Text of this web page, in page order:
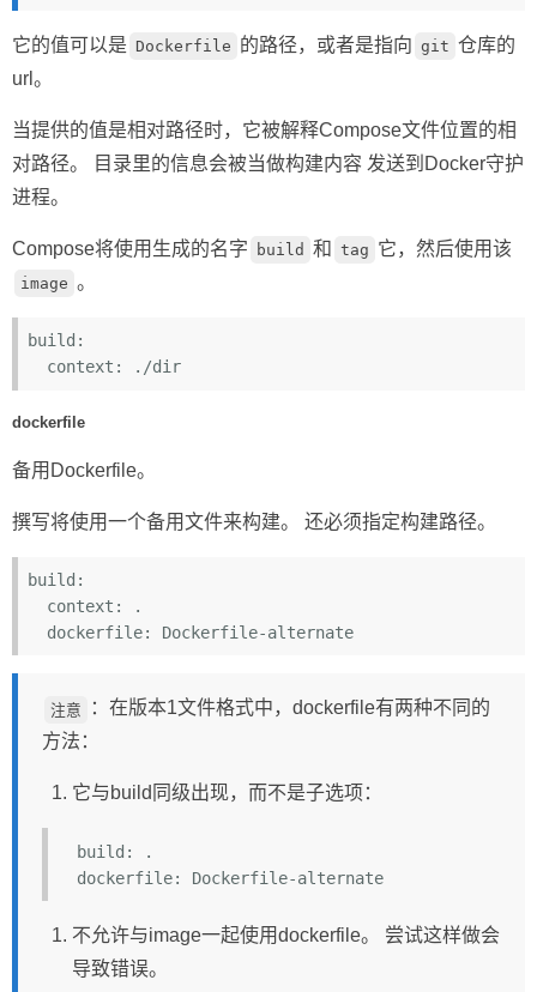
它的值可以是 Dockerfile 的路径，或者是指向 git 仓库的
url。
当提供的值是相对路径时，它被解释Compose文件位置的相
对路径。 目录里的信息会被当做构建内容 发送到Docker守护
进程。
Compose将使用生成的名字 build 和 tag 它，然后使用该
image 。
build:
  context:
dockerfile
备用Dockerfile。
撰写将使用一个备用文件来构建。 还必须指定构建路径。
build:
  context:
  dockerfile:
注意
：在版本1文件格式中，dockerfile有两种不同的
方法：
它与build同级出现，而不是子选项：
不允许与image一起使用dockerfile。 尝试这样做会
导致错误。